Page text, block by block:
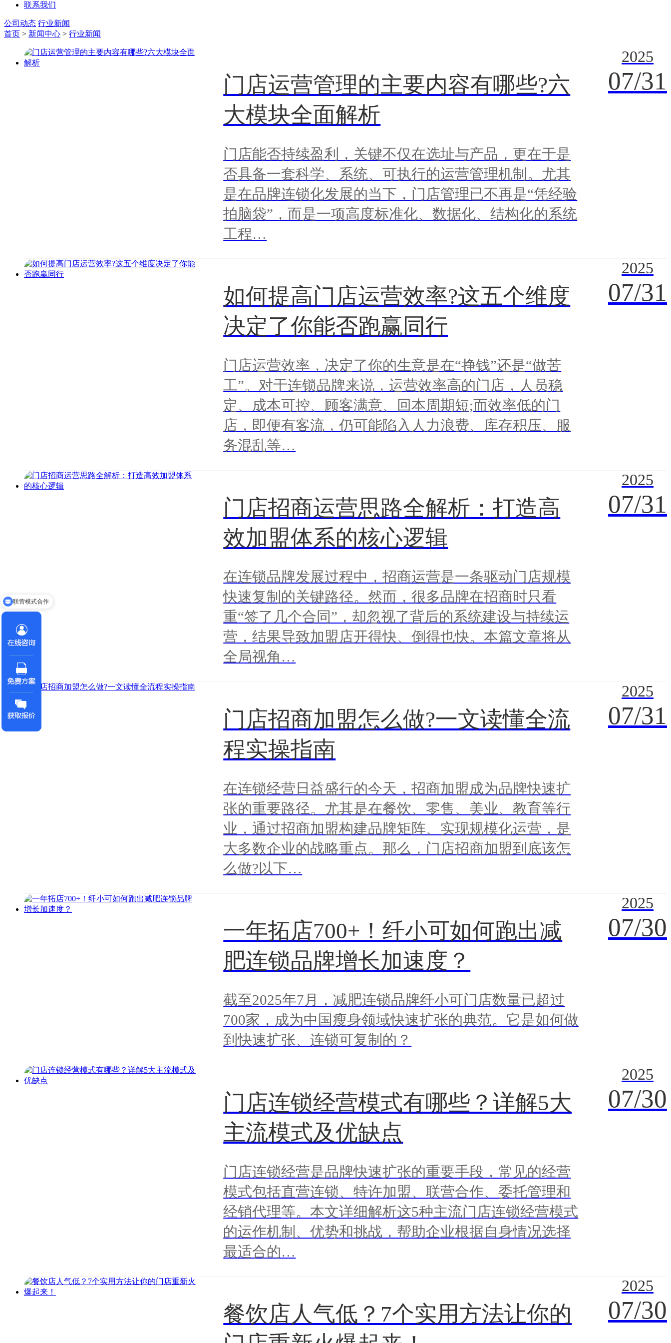
联系我们
公司动态 行业新闻
首页 > 新闻中心 > 行业新闻
门店运营管理的主要内容有哪些?六
大模块全面解析
门店能否持续盈利，关键不仅在选址与产品，更在于是
否具备一套科学、系统、可执行的运营管理机制。尤其
是在品牌连锁化发展的当下，门店管理已不再是“凭经验
拍脑袋”，而是一项高度标准化、数据化、结构化的系统
工程…
2025
07/31
如何提高门店运营效率?这五个维度
决定了你能否跑赢同行
门店运营效率，决定了你的生意是在“挣钱”还是“做苦
工”。对于连锁品牌来说，运营效率高的门店，人员稳
定、成本可控、顾客满意、回本周期短;而效率低的门
店，即便有客流，仍可能陷入人力浪费、库存积压、服
务混乱等…
2025
07/31
门店招商运营思路全解析：打造高
效加盟体系的核心逻辑
在连锁品牌发展过程中，招商运营是一条驱动门店规模
快速复制的关键路径。然而，很多品牌在招商时只看
重“签了几个合同”，却忽视了背后的系统建设与持续运
营，结果导致加盟店开得快、倒得也快。本篇文章将从
全局视角…
2025
07/31
门店招商加盟怎么做?一文读懂全流
程实操指南
在连锁经营日益盛行的今天，招商加盟成为品牌快速扩
张的重要路径。尤其是在餐饮、零售、美业、教育等行
业，通过招商加盟构建品牌矩阵、实现规模化运营，是
大多数企业的战略重点。那么，门店招商加盟到底该怎
么做?以下…
2025
07/31
一年拓店700+！纤小可如何跑出减
肥连锁品牌增长加速度？
截至2025年7月，减肥连锁品牌纤小可门店数量已超过
700家，成为中国瘦身领域快速扩张的典范。它是如何做
到快速扩张、连锁可复制的？
2025
07/30
门店连锁经营模式有哪些？详解5大
主流模式及优缺点
门店连锁经营是品牌快速扩张的重要手段，常见的经营
模式包括直营连锁、特许加盟、联营合作、委托管理和
经销代理等。本文详细解析这5种主流门店连锁经营模式
的运作机制、优势和挑战，帮助企业根据自身情况选择
最适合的…
2025
07/30
餐饮店人气低？7个实用方法让你的
2025
07/30
获取连锁企业扩张方案